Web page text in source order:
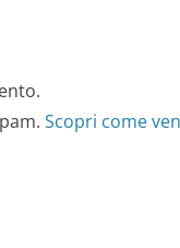
Scopri come